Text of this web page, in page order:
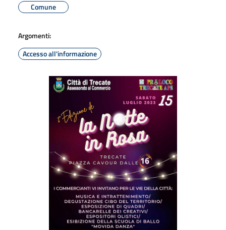
Comune
Argomenti:
Accesso all'informazione